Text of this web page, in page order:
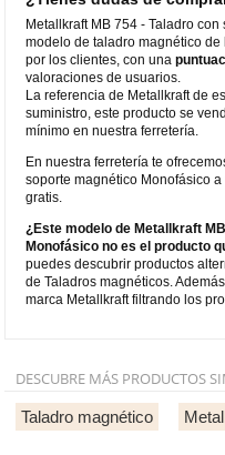
Metallkraft MB 754 - Taladro
modelo de taladro magnético
por los clientes, con una
valoraciones de usuarios.
La referencia de Metallkraft de
suministro, este producto se
mínimo en nuestra ferretería.
En nuestra ferretería te
soporte magnético Monofásico
gratis.
¿Este modelo de Metallkraft
Monofásico no es el producto
puedes descubrir productos
de Taladros magnéticos.
marca Metallkraft filtrando los
DESCUBRE MÁS PRODUCTOS
Taladro magnético